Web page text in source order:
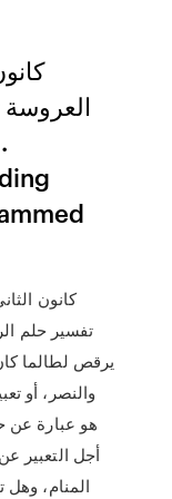
تفسير حلم
يرقص لطالما
هو عبارة عن
أجل التعبير